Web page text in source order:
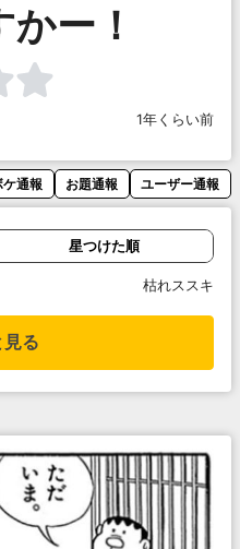
ー！
1年くらい前
ケ通報 お題通報 ユーザー通報
星つけた順
枯れススキ
見る